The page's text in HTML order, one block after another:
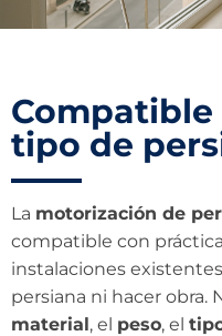
tipo de
La motorización de
compatible con
instalaciones
persiana ni hacer obra.
material, el peso, el